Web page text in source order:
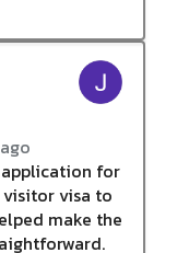
for
visitor visa to
make the